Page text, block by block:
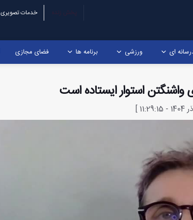
خدمات تصویری
ای ورزشی برنامه ها فضای مجازی
واشنگتن استوار ایستاده است